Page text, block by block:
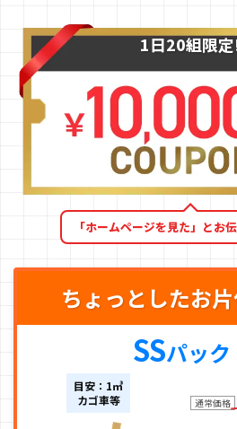
1日20組限
「ホームページを見た」とお
ちょっとしたお片
SSパック
目安：1㎥
カゴ車等
通常価格